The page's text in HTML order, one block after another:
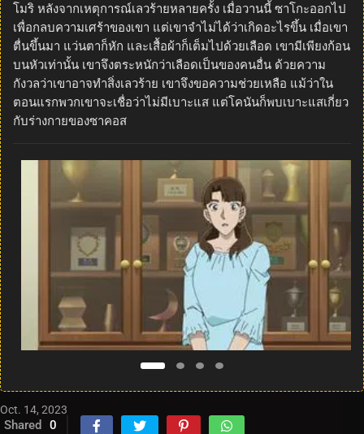
โมริ หลังจากเหตุการณ์เลวร้ายหลายครั้ง เมื่อวานนี้ ซาโกะออกไป
เพื่อกลบความเศร้าของเขา แต่เขาจำไม่ได้ว่าเกิดอะไรขึ้น เมื่อเขา
ตื่นขึ้นมา แว่นตาก็หัก และเสื้อผ้าก็เต็มไปด้วยเลือด เขามีเพียงก้อน
บนหัวเท่านั้น เขาจึงตระหนักว่าเลือดเป็นของคนอื่น ด้วยความ
กังวลว่าเขาอาจทำสิ่งเลวร้าย เขาจึงขอความช่วยเหลือ แม้ว่าใน
ตอนแรกพวกเขาจะเชื่อว่าไม่มีเบาะแส แต่โคนันก็พบเบาะแสเกี่ยว
กับร่างกายของซาคอส
Oct. 14, 2023
Shared 0